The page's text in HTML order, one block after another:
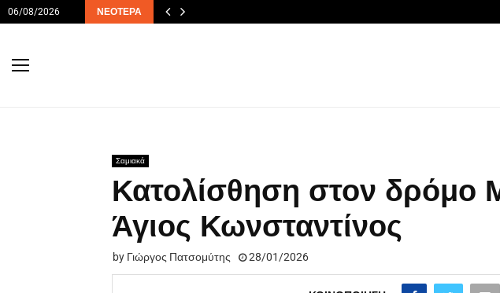
06/08/2026 ΝΕΌΤΕΡΑ
Σαμιακά
Κατολίσθηση στον δρόμο
Άγιος Κωνσταντίνος
by Γιώργος Πατσομύτης 28/01/2026